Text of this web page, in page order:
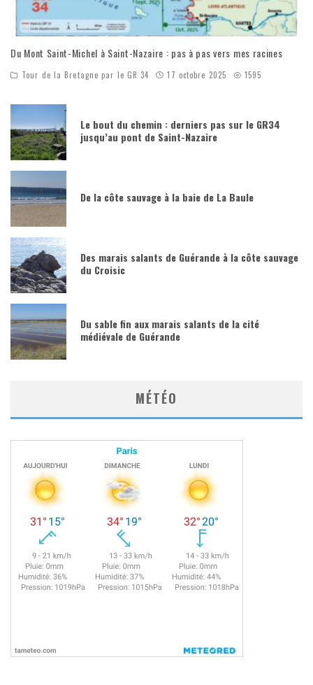
Du Mont Saint-Michel à Saint-Nazaire : pas à pas vers mes racines
Tour de la Bretagne par le GR 34 17 octobre 2025 1595
Le bout du chemin : derniers pas sur le GR34
jusqu’au pont de Saint-Nazaire
De la côte sauvage à la baie de La Baule
Des marais salants de Guérande à la côte sauvage
du Croisic
Du sable fin aux marais salants de la cité
médiévale de Guérande
MÉTÉO